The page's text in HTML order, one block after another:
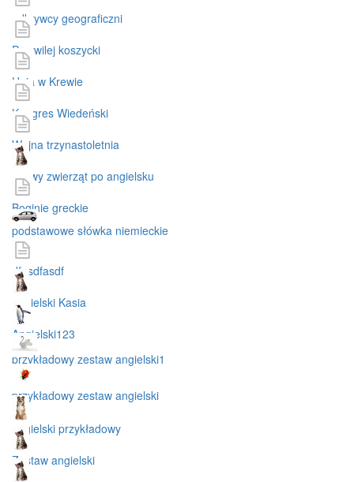
odkrywcy geograficzni
Przywilej koszycki
Unia w Krewie
Kongres Wiedeński
Wojna trzynastoletnia
nazwy zwierząt po angielsku
Boginie greckie
podstawowe słówka niemieckie
dfasdfasdf
angielski Kasia
Angielski123
przykładowy zestaw angielski1
przykładowy zestaw angielski
angielski przykładowy
Zestaw angielski